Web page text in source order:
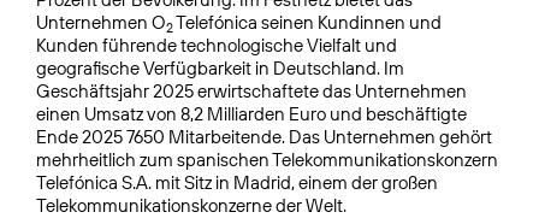
Unternehmen O2Telefónica seinen Kundinnen und
Kunden führende technologische Vielfalt und
geografische Verfügbarkeit in Deutschland. Im
Geschäftsjahr 2025 erwirtschaftete das Unternehmen
einen Umsatz von 8,2 Milliarden Euro und beschäftigte
Ende 2025 7650 Mitarbeitende. Das Unternehmen gehört
mehrheitlich zum spanischen Telekommuni­kationskonzern
Telefónica S.A. mit Sitz in Madrid, einem der großen
Telekommunikationskonzerne der Welt.